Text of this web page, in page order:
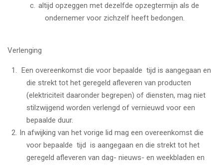
altijd opzeggen met dezelfde opzegtermijn als de
ondernemer voor zichzelf heeft bedongen.
Verlenging
Een overeenkomst die voor bepaalde tijd is aangegaan en
die strekt tot het geregeld afleveren van producten
(elektriciteit daaronder begrepen) of diensten, mag niet
stilzwijgend worden verlengd of vernieuwd voor een
bepaalde duur.
In afwijking van het vorige lid mag een overeenkomst die
voor bepaalde tijd is aangegaan en die strekt tot het
geregeld afleveren van dag- nieuws- en weekbladen en